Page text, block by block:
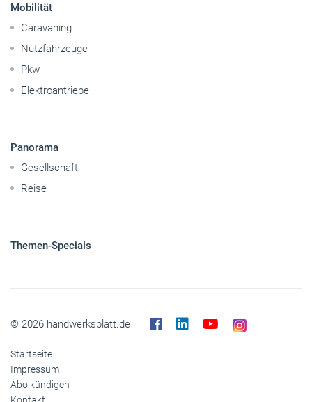
Mobilität
Caravaning
Nutzfahrzeuge
Pkw
Elektroantriebe
Panorama
Gesellschaft
Reise
Themen-Specials
© 2026 handwerksblatt.de
Startseite
Impressum
Abo kündigen
Kontakt